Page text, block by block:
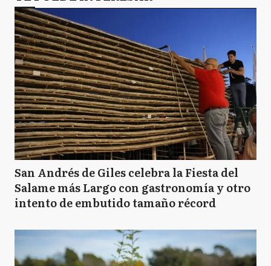
San Andrés de Giles celebra la Fiesta del
Salame más Largo con gastronomía y otro
intento de embutido tamaño récord